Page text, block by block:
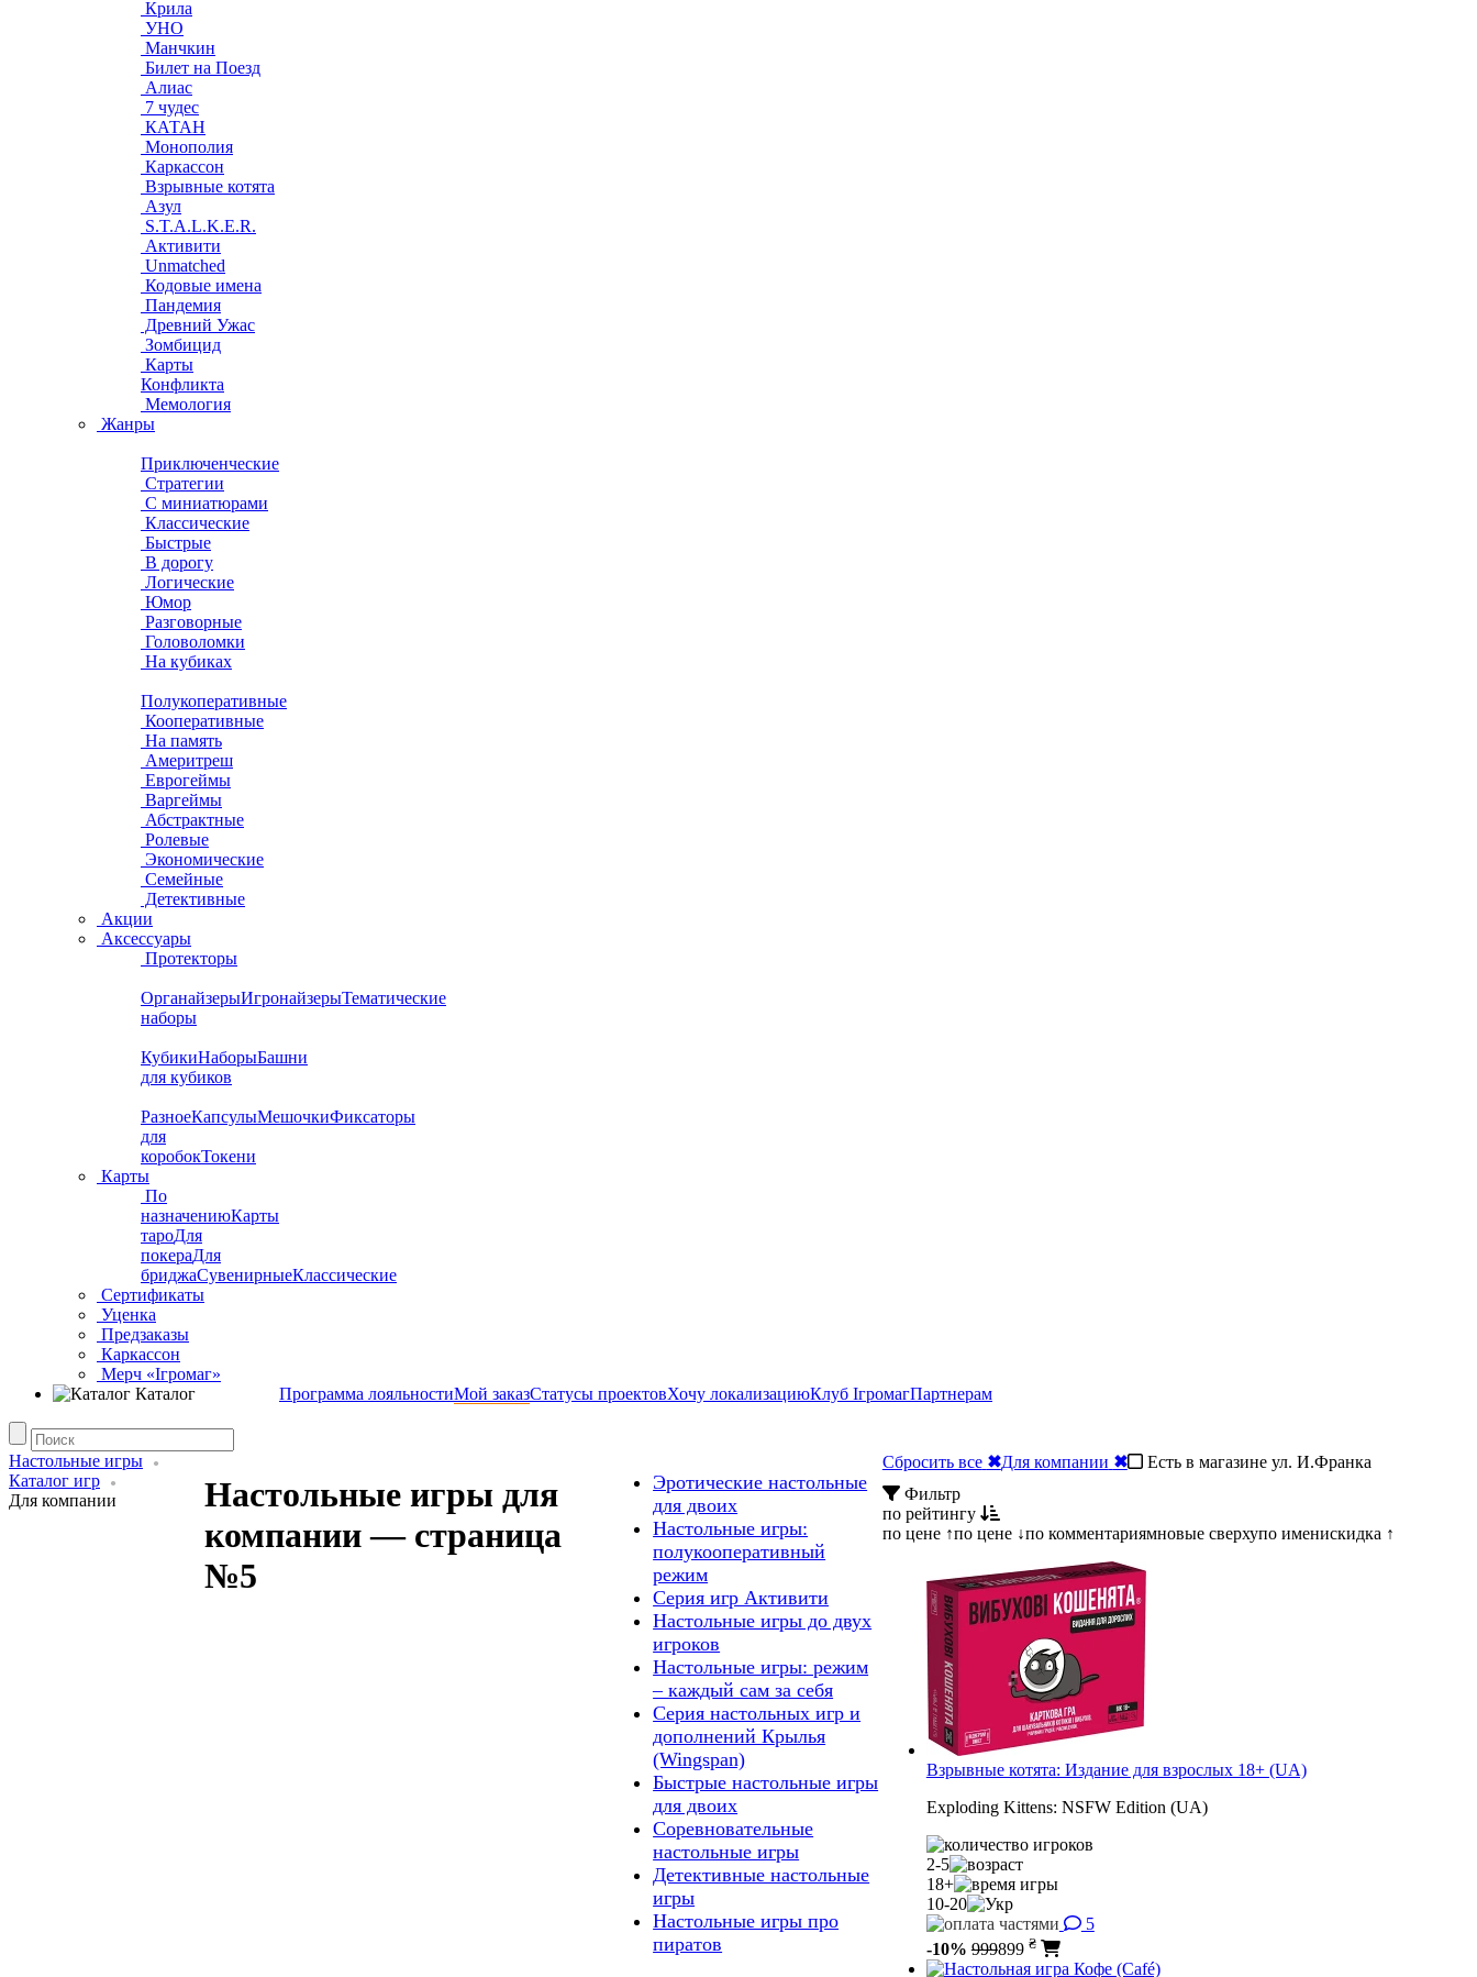
Крила
УНО
Манчкин
Билет на Поезд
Алиас
7 чудес
КАТАН
Монополия
Каркассон
Взрывные котята
Азул
S.T.A.L.K.E.R.
Активити
Unmatched
Кодовые имена
Пандемия
Древний Ужас
Зомбицид
Карты
Конфликта
Мемология
Жанры
Приключенческие
Стратегии
С миниатюрами
Классические
Быстрые
В дорогу
Логические
Юмор
Разговорные
Головоломки
На кубиках
Полукоперативные
Кооперативные
На память
Америтреш
Еврогеймы
Варгеймы
Абстрактные
Ролевые
Экономические
Семейные
Детективные
Акции
Аксессуары
Протекторы
ОрганайзерыИгронайзерыТематические
наборы
КубикиНаборыБашни
для кубиков
РазноеКапсулыМешочкиФиксаторы
для
коробокТокени
Карты
По
назначениюКарты
тароДля
покераДля
бриджаСувенирныеКлассические
Сертификаты
Уценка
Предзаказы
Каркассон
Мерч «Ігромаг»
Каталог
Программа лояльностиМой заказСтатусы проектовХочу локализациюКлуб ІгромагПартнерам
Настольные игры
Каталог игр
Для компании
Настольные игры для
компании — страница
№5
Эротические настольные
для двоих
Настольные игры:
полукооперативный
режим
Серия игр Активити
Настольные игры до двух
игроков
Настольные игры: режим
– каждый сам за себя
Серия настольных игр и
дополнений Крылья
(Wingspan)
Быстрые настольные игры
для двоих
Соревновательные
настольные игры
Детективные настольные
игры
Настольные игры про
пиратов
Сбросить все ✖Для компании ✖
Есть в магазине ул. И.Франка
Фильтр
по рейтингу
по цене ↑по цене ↓по комментариямновые сверхупо именискидка ↑
Взрывные котята: Издание для взрослых 18+ (UA)
Exploding Kittens: NSFW Edition (UA)
2-5
18+
10-20
5
-10% 999899 ₴